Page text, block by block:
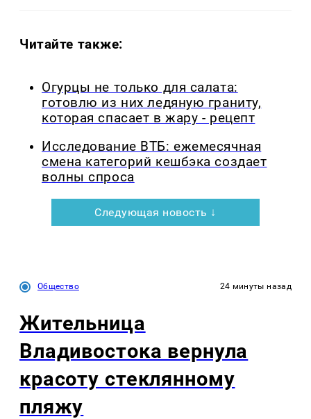
Читайте также:
Огурцы не только для салата:
готовлю из них ледяную граниту,
которая спасает в жару - рецепт
Исследование ВТБ: ежемесячная
смена категорий кешбэка создает
волны спроса
Следующая новость ↓
Общество 24 минуты назад
Жительница
Владивостока вернула
красоту стеклянному
пляжу